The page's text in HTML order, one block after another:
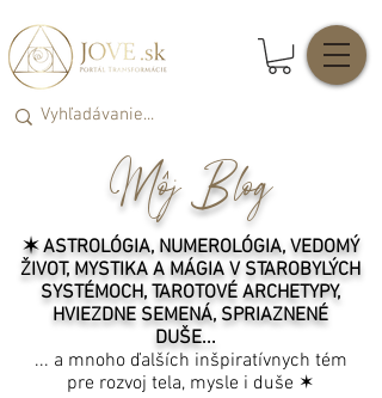
Môj Blog
✶ ASTROLÓGIA, NUMEROLÓGIA, VEDOMÝ
ŽIVOT, MYSTIKA A MÁGIA V STAROBYLÝCH
SYSTÉMOCH, TAROTOVÉ ARCHETYPY,
HVIEZDNE SEMENÁ, SPRIAZNENÉ
DUŠE...
... a mnoho ďalších inšpiratívnych tém
pre rozvoj tela, mysle i duše ✶